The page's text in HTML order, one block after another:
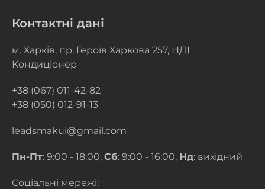
Контактні дані
м. Харків, пр. Героїв Харкова 257, НДІ
Кондиціонер
+38 (067) 011-42-82
+38 (050) 012-91-13
leadsmakui@gmail.com
Пн-Пт: 9:00 - 18:00, Сб: 9:00 - 16:00, Нд: вихідний
Соціальні мережі: